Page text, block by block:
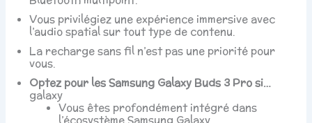
Vous privilégiez une expérience immersive avec
l’audio spatial sur tout type de contenu.
La recharge sans fil n’est pas une priorité pour
vous.
Optez pour les Samsung Galaxy Buds 3 Pro si…
galaxy
Vous êtes profondément intégré dans
l’écosystème Samsung Galaxy.